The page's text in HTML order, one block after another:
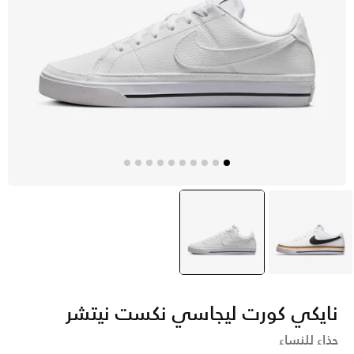
أبيض selected
أبيض
نايكي كورت ليجاسي نكست نيتشر
حذاء للنساء